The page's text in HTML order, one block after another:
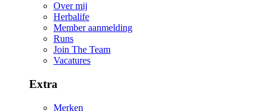
Over mij
Herbalife
Member aanmelding
Runs
Join The Team
Vacatures
Extra
Merken